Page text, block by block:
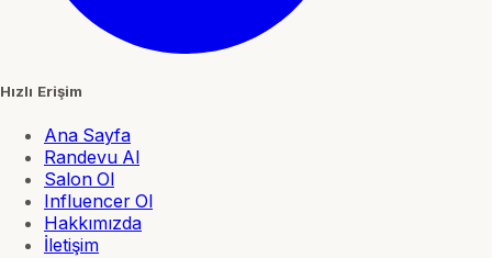
Hızlı Erişim
Ana Sayfa
Randevu Al
Salon Ol
Influencer Ol
Hakkımızda
İletişim